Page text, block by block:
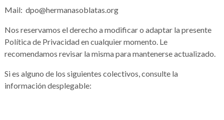
Mail: dpo@hermanasoblatas.org
Nos reservamos el derecho a modificar o adaptar la presente
Política de Privacidad en cualquier momento. Le
recomendamos revisar la misma para mantenerse actualizado.
Si es alguno de los siguientes colectivos, consulte la
información desplegable: